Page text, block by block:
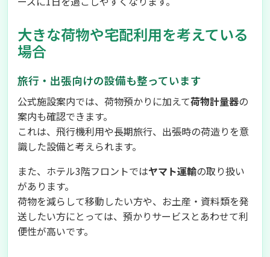
大きな荷物や宅配利用を考えている
場合
旅行・出張向けの設備も整っています
公式施設案内では、荷物預かりに加えて荷物計量器の
案内も確認できます。
これは、飛行機利用や長期旅行、出張時の荷造りを意
識した設備と考えられます。
また、ホテル3階フロントではヤマト運輸の取り扱い
があります。
荷物を減らして移動したい方や、お土産・資料類を発
送したい方にとっては、預かりサービスとあわせて利
便性が高いです。